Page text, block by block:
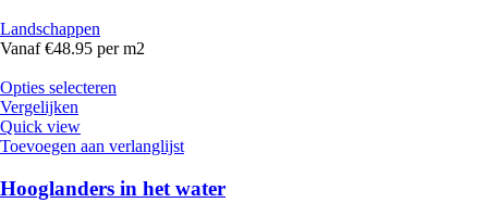
Landschappen
Vanaf €48.95 per m2
Opties selecteren
Vergelijken
Quick view
Toevoegen aan verlanglijst
Hooglanders in het water